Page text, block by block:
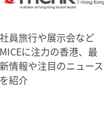
社員旅行や展示会など
MICEに注力の香港、最
新情報や注目のニュース
を紹介